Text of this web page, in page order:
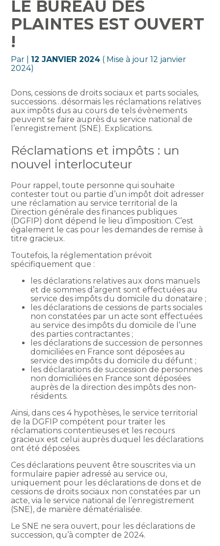
LE BUREAU DES
PLAINTES EST OUVERT
!
Par 12 JANVIER 2024 ( Mise à jour 12 janvier
2024)
Dons, cessions de droits sociaux et parts sociales,
successions…désormais les réclamations relatives
aux impôts dus au cours de tels évènements
peuvent se faire auprès du service national de
l’enregistrement (SNE). Explications.
Réclamations et impôts : un
nouvel interlocuteur
Pour rappel, toute personne qui souhaite
contester tout ou partie d’un impôt doit adresser
une réclamation au service territorial de la
Direction générale des finances publiques
(DGFIP) dont dépend le lieu d’imposition. C’est
également le cas pour les demandes de remise à
titre gracieux.
Toutefois, la réglementation prévoit
spécifiquement que :
les déclarations relatives aux dons manuels
et de sommes d’argent sont effectuées au
service des impôts du domicile du donataire ;
les déclarations de cessions de parts sociales
non constatées par un acte sont effectuées
au service des impôts du domicile de l’une
des parties contractantes ;
les déclarations de succession de personnes
domiciliées en France sont déposées au
service des impôts du domicile du défunt ;
les déclarations de succession de personnes
non domiciliées en France sont déposées
auprès de la direction des impôts des non-
résidents.
Ainsi, dans ces 4 hypothèses, le service territorial
de la DGFIP compétent pour traiter les
réclamations contentieuses et les recours
gracieux est celui auprès duquel les déclarations
ont été déposées.
Ces déclarations peuvent être souscrites via un
formulaire papier adressé au service ou,
uniquement pour les déclarations de dons et de
cessions de droits sociaux non constatées par un
acte, via le service national de l’enregistrement
(SNE), de manière dématérialisée.
Le SNE ne sera ouvert, pour les déclarations de
succession, qu’à compter de 2024.